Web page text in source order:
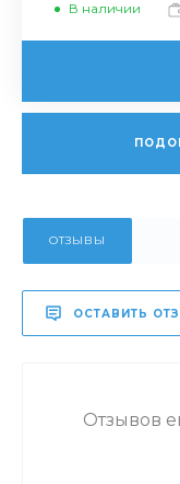
В наличии
ОТЗЫВЫ
ОСТАВИТЬ
Отзывов